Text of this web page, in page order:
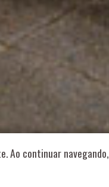
Ao continuar navegando,